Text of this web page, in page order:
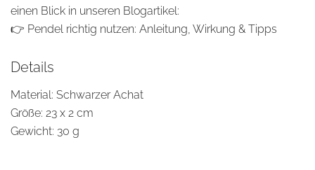
einen Blick in unseren Blogartikel:
👉 Pendel richtig nutzen: Anleitung, Wirkung & Tipps
Details
Material: Schwarzer Achat
Größe: 23 x 2 cm
Gewicht: 30 g